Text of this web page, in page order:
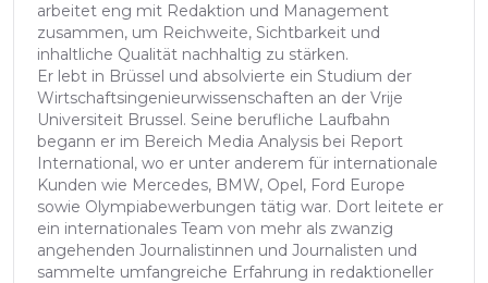
arbeitet eng mit Redaktion und Management
zusammen, um Reichweite, Sichtbarkeit und
inhaltliche Qualität nachhaltig zu stärken.
Er lebt in Brüssel und absolvierte ein Studium der
Wirtschaftsingenieurwissenschaften an der Vrije
Universiteit Brussel. Seine berufliche Laufbahn
begann er im Bereich Media Analysis bei Report
International, wo er unter anderem für internationale
Kunden wie Mercedes, BMW, Opel, Ford Europe
sowie Olympiabewerbungen tätig war. Dort leitete er
ein internationales Team von mehr als zwanzig
angehenden Journalistinnen und Journalisten und
sammelte umfangreiche Erfahrung in redaktioneller